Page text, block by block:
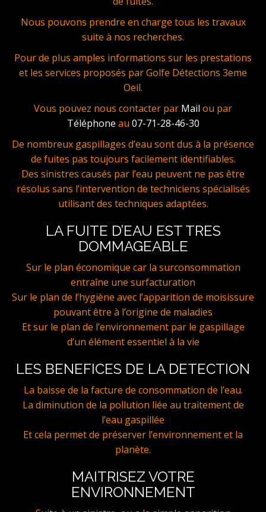
Nous pouvons prendre en charge tous les travaux
suite à nos recherches.
Pour de plus amples informations sur les prestations
et les services proposés par Golfe Détections 3eme
Oeil.
Vous pouvez nous contacter par Mail ou par
Téléphone au 07-71-28-46-30
De nombreux gaspillages d’eau sont dus à la présence
de fuites pas toujours facilement identifiables.
Des sinistres causés par l’eau peuvent ne pas être
résolus sans l’intervention de techniciens spécialisés
utilisant des techniques adaptées.
LA FUITE D’EAU EST TRES
DOMMAGEABLE
Sur le plan économique car la surconsommation
entraîne une surfacturation
Sur le plan de l’hygiène avec l’apparition de moisissure
pouvant être à l’origine de maladies
Et sur le plan de l’environnement par le gaspillage
d’un élément essentiel à la vie
LES BENEFICES DE LA DETECTION
La baisse de la facture de consommation de l’eau.
La diminution de la pollution liée au traitement de
l’eau gaspillée
Et cela permet de préserver l’environnement et la
planète.
MAITRISEZ VOTRE
ENVIRONNEMENT